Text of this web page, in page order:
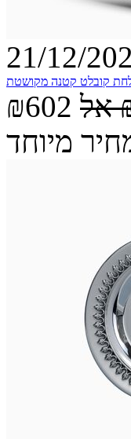
קובלט קטנה מקושטת
₪602 אל
מיוחד